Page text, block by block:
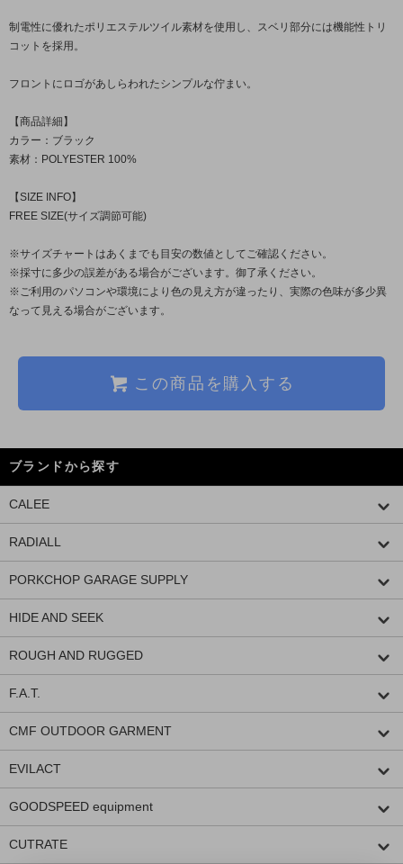
制電性に優れたポリエステルツイル素材を使用し、スベリ部分には機能性トリ
コットを採用。
フロントにロゴがあしらわれたシンプルな佇まい。
【商品詳細】
カラー：ブラック
素材：POLYESTER 100%
【SIZE INFO】
FREE SIZE(サイズ調節可能)
※サイズチャートはあくまでも目安の数値としてご確認ください。
※採寸に多少の誤差がある場合がございます。御了承ください。
※ご利用のパソコンや環境により色の見え方が違ったり、実際の色味が多少異
なって見える場合がございます。
この商品を購入する
ブランドから探す
CALEE
RADIALL
PORKCHOP GARAGE SUPPLY
HIDE AND SEEK
ROUGH AND RUGGED
F.A.T.
CMF OUTDOOR GARMENT
EVILACT
GOODSPEED equipment
CUTRATE